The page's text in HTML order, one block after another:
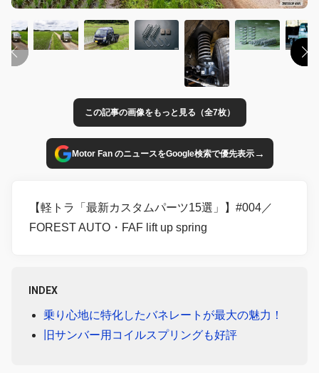
この記事の画像をもっと見る（全7枚）
Motor Fan のニュースをGoogle検索で優先表示→
【軽トラ「最新カスタムパーツ15選」】#004／
FOREST AUTO・FAF lift up spring
INDEX
乗り心地に特化したバネレートが最大の魅力！
旧サンバー用コイルスプリングも好評